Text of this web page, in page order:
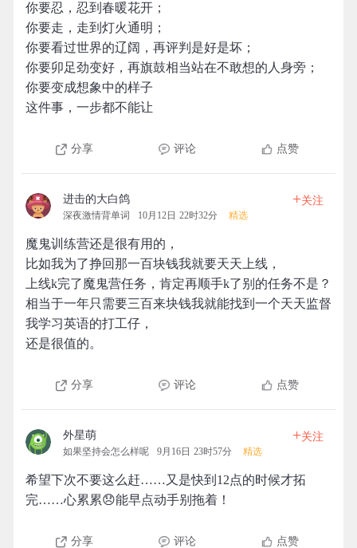
你要忍，忍到春暖花开；
你要走，走到灯火通明；
你要看过世界的辽阔，再评判是好是坏；
你要卯足劲变好，再旗鼓相当站在不敢想的人身旁；
你要变成想象中的样子
这件事，一步都不能让
分享 评论 点赞
进击的大白鸽
深夜激情背单词 10月12日 22时32分 精选
+关注
魔鬼训练营还是很有用的，
比如我为了挣回那一百块钱我就要天天上线，
上线k完了魔鬼营任务，肯定再顺手k了别的任务不是？
相当于一年只需要三百来块钱我就能找到一个天天监督
我学习英语的打工仔，
还是很值的。
分享 评论 点赞
外星萌
如果坚持会怎么样呢 9月16日 23时57分 精选
+关注
希望下次不要这么赶……又是快到12点的时候才拓
完……心累累😞能早点动手别拖着！
分享 评论 点赞